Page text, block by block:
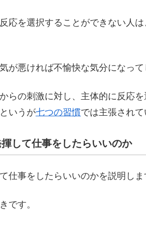
応を選択することができない人
が悪ければ不愉快な気分になって
らの刺激に対し、主体的に反応
いうが七つの習慣では主張されて
して仕事をしたらいいのか
仕事をしたらいいのかを説明しま
です。